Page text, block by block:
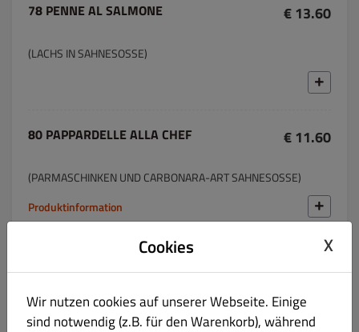
78 PENNE AL SALMONE € 13.60
(LACHS IN SAHNESOSSE)
80 PAPPARDELLE ALLA CHEF € 11.60
(PARMASCHINKEN UND CARBONARA-ART SAHNESOSSE)
Produktinformation
(PASTA NACH WAHL MIT TOMATENSOSSE)
Cookies X
Wir nutzen cookies auf unserer Webseite. Einige
sind notwendig (z.B. für den Warenkorb), während